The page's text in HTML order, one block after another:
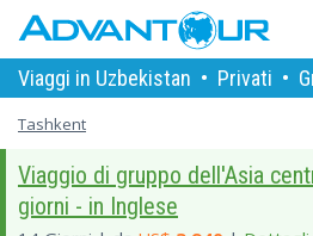
Viaggi in Uzbekistan • Privati •
Tashkent
Viaggio di gruppo dell'Asia
giorni - in Inglese